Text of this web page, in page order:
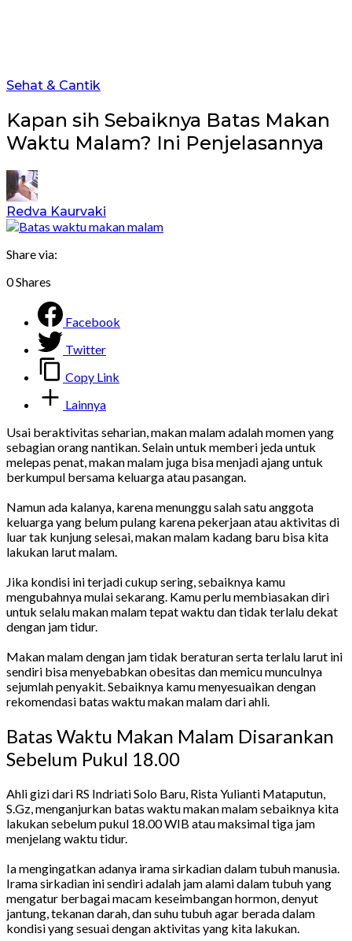
Sehat & Cantik
Kapan sih Sebaiknya Batas Makan
Waktu Malam? Ini Penjelasannya
Redva Kaurvaki
Share via:
0Shares
Facebook
Twitter
Copy Link
Lainnya
Usai beraktivitas seharian, makan malam adalah momen yang
sebagian orang nantikan. Selain untuk memberi jeda untuk
melepas penat, makan malam juga bisa menjadi ajang untuk
berkumpul bersama keluarga atau pasangan.
Namun ada kalanya, karena menunggu salah satu anggota
keluarga yang belum pulang karena pekerjaan atau aktivitas di
luar tak kunjung selesai, makan malam kadang baru bisa kita
lakukan larut malam.
Jika kondisi ini terjadi cukup sering, sebaiknya kamu
mengubahnya mulai sekarang. Kamu perlu membiasakan diri
untuk selalu makan malam tepat waktu dan tidak terlalu dekat
dengan jam tidur.
Makan malam dengan jam tidak beraturan serta terlalu larut ini
sendiri bisa menyebabkan obesitas dan memicu munculnya
sejumlah penyakit. Sebaiknya kamu menyesuaikan dengan
rekomendasi batas waktu makan malam dari ahli.
Batas Waktu Makan Malam Disarankan
Sebelum Pukul 18.00
Ahli gizi dari RS Indriati Solo Baru, Rista Yulianti Mataputun,
S.Gz, menganjurkan batas waktu makan malam sebaiknya kita
lakukan sebelum pukul 18.00 WIB atau maksimal tiga jam
menjelang waktu tidur.
Ia mengingatkan adanya irama sirkadian dalam tubuh manusia.
Irama sirkadian ini sendiri adalah jam alami dalam tubuh yang
mengatur berbagai macam keseimbangan hormon, denyut
jantung, tekanan darah, dan suhu tubuh agar berada dalam
kondisi yang sesuai dengan aktivitas yang kita lakukan.